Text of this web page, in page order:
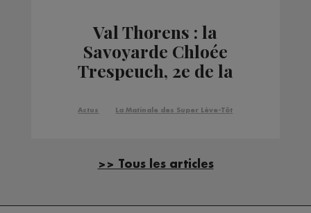
Val Thorens : la
Savoyarde Chloée
Trespeuch, 2e de la
snowboard cross
Actus La Matinale des Super Lève-Tôt
>> Tous les articles